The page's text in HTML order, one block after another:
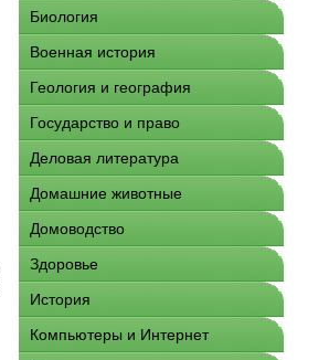
Биология
Военная история
Геология и география
Государство и право
Деловая литература
Домашние животные
Домоводство
Здоровье
История
Компьютеры и Интернет